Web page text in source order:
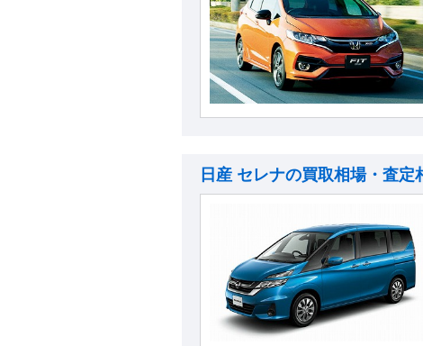
日産 セレナの買取相場・査定